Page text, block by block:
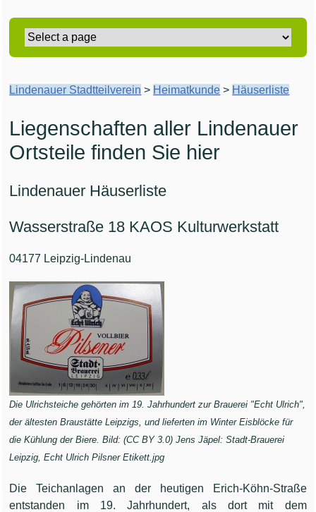
Lindenauer Stadtteilverein > Heimatkunde > Häuserliste
Liegenschaften aller Lindenauer
Ortsteile finden Sie hier
Lindenauer Häuserliste
Wasserstraße 18 KAOS Kulturwerkstatt
04177 Leipzig-Lindenau
Die Ulrichsteiche gehörten im 19. Jahrhundert zur Brauerei "Echt Ulrich",
der ältesten Braustätte Leipzigs, und lieferten im Winter Eisblöcke für
die Kühlung der Biere. Bild: (CC BY 3.0) Jens Jäpel: Stadt-Brauerei
Leipzig, Echt Ulrich Pilsner Etikett.jpg
Die Teichanlagen an der heutigen Erich-Köhn-Straße
entstanden im 19. Jahrhundert, als dort mit dem